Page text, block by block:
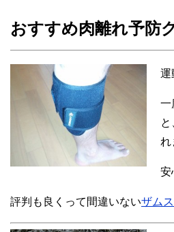
おすすめ肉離れ予防
運
一
れ
安
評判も良くって間違いないザムス